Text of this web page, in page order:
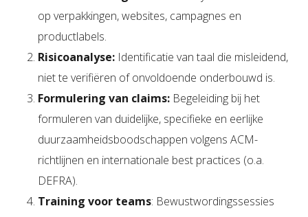
op verpakkingen, websites, campagnes en
productlabels.
Risicoanalyse: Identificatie van taal die misleidend,
niet te verifiëren of onvoldoende onderbouwd is.
Formulering van claims: Begeleiding bij het
formuleren van duidelijke, specifieke en eerlijke
duurzaamheidsboodschappen volgens ACM-
richtlijnen en internationale best practices (o.a.
DEFRA).
Training voor teams: Bewustwordingssessies